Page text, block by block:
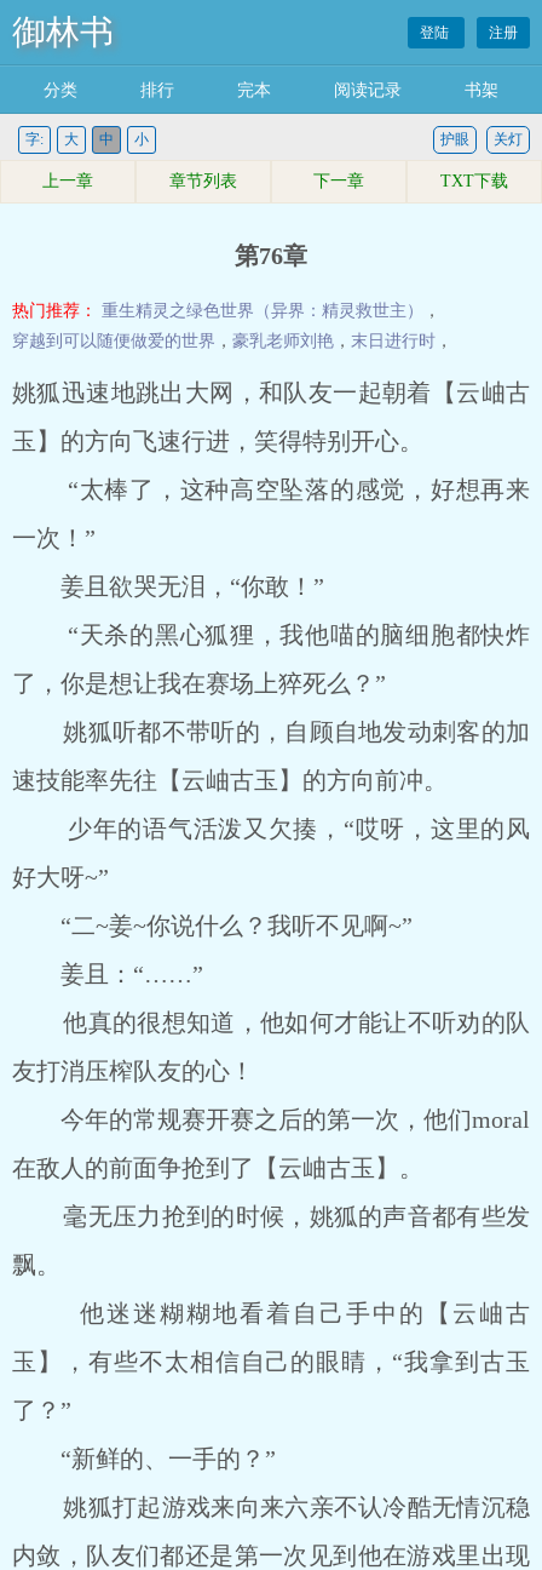
御林书 登陆 注册
分类 排行 完本 阅读记录 书架
字: 大 中 小 关灯
护眼
上一章 章节列表 下一章 TXT下载
第76章
热门推荐： 重生精灵之绿色世界（异界：精灵救世主）
，
穿越到可以随便做爱的世界 ， 豪乳老师刘艳 ， 末日进行时 ，
姚狐迅速地跳出大网，和队友一起朝着【云岫古
玉】的方向飞速行进，笑得特别开心。
“太棒了，这种高空坠落的感觉，好想再来
一次！”
姜且欲哭无泪，“你敢！”
“天杀的黑心狐狸，我他喵的脑细胞都快炸
了，你是想让我在赛场上猝死么？”
姚狐听都不带听的，自顾自地发动刺客的加
速技能率先往【云岫古玉】的方向前冲。
少年的语气活泼又欠揍，“哎呀，这里的风
好大呀~”
“二~姜~你说什么？我听不见啊~”
姜且：“……”
他真的很想知道，他如何才能让不听劝的队
友打消压榨队友的心！
今年的常规赛开赛之后的第一次，他们moral
在敌人的前面争抢到了【云岫古玉】。
毫无压力抢到的时候，姚狐的声音都有些发
飘。
他迷迷糊糊地看着自己手中的【云岫古
玉】，有些不太相信自己的眼睛，“我拿到古玉
了？”
“新鲜的、一手的？”
姚狐打起游戏来向来六亲不认冷酷无情沉稳
内敛，队友们都还是第一次见到他在游戏里出现